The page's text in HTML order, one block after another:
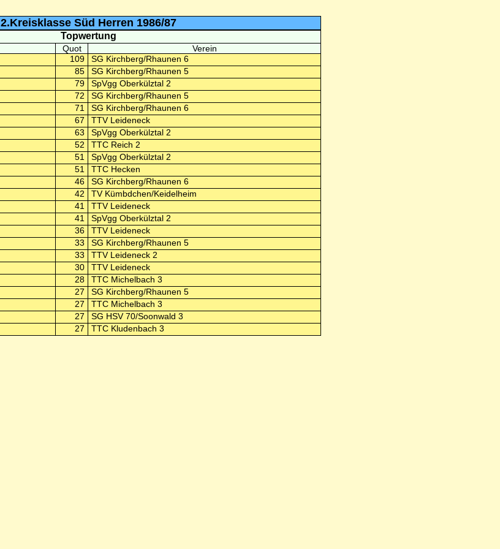
2.Kreisklasse Süd Herren 1986/87
Topwertung
Quot
Verein
109
SG Kirchberg/Rhaunen 6
85
SG Kirchberg/Rhaunen 5
79
SpVgg Oberkülztal 2
72
SG Kirchberg/Rhaunen 5
71
SG Kirchberg/Rhaunen 6
67
TTV Leideneck
63
SpVgg Oberkülztal 2
52
TTC Reich 2
51
SpVgg Oberkülztal 2
51
TTC Hecken
46
SG Kirchberg/Rhaunen 6
42
TV Kümbdchen/Keidelheim
41
TTV Leideneck
41
SpVgg Oberkülztal 2
36
TTV Leideneck
33
SG Kirchberg/Rhaunen 5
33
TTV Leideneck 2
30
TTV Leideneck
28
TTC Michelbach 3
27
SG Kirchberg/Rhaunen 5
27
TTC Michelbach 3
27
SG HSV 70/Soonwald 3
27 TTC Kludenbach 3